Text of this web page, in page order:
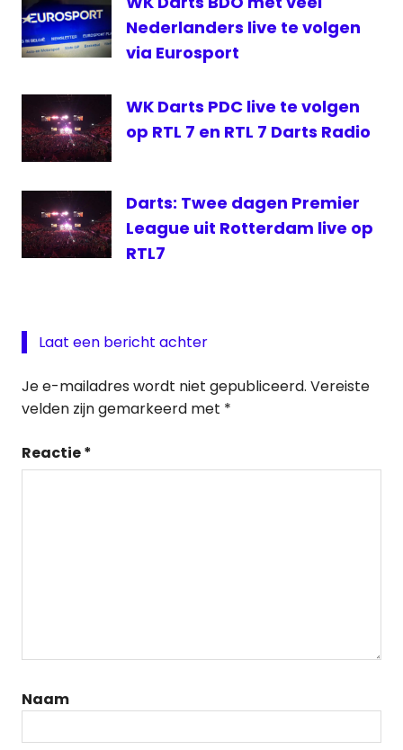
TV
Noord
Holland
Nederlanders live te volgen
via Eurosport
WK Darts PDC live te volgen
op RTL 7 en RTL 7 Darts Radio
Darts: Twee dagen Premier
League uit Rotterdam live op
RTL7
Laat een bericht achter
Je e-mailadres wordt niet gepubliceerd. Vereiste
velden zijn gemarkeerd met *
Reactie*
Naam